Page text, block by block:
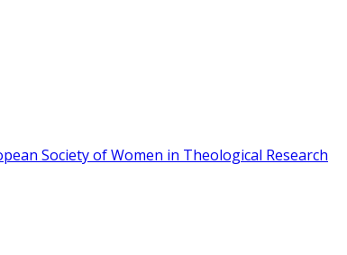
Society of Women in Theological Research